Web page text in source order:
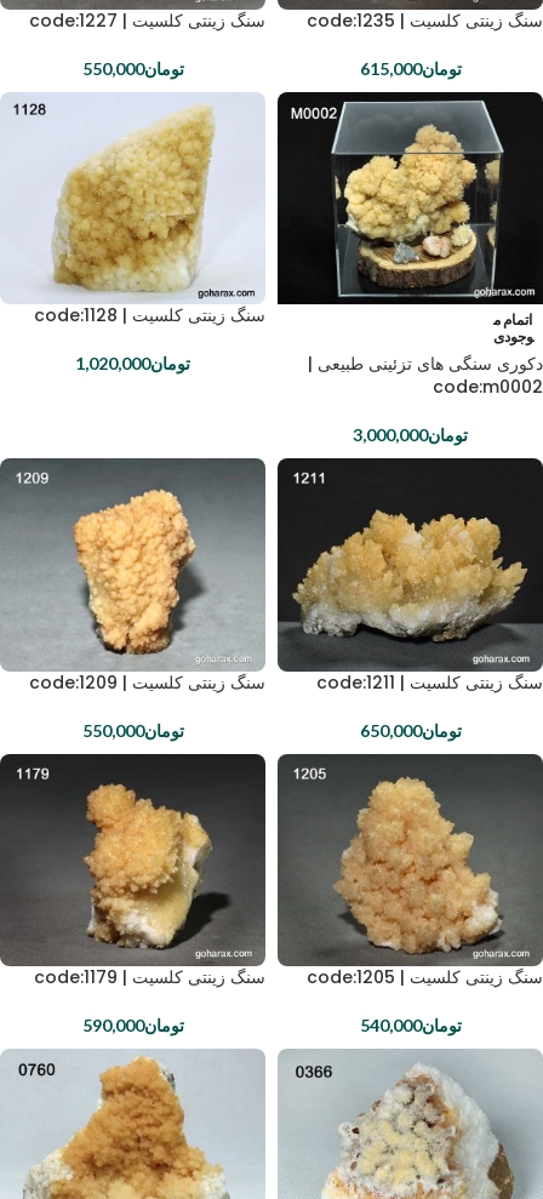
سنگ زینتی کلسیت | code:1235
تومان615,000
سنگ زینتی کلسیت | code:1227
تومان550,000
اتمام م
وجودی
دکوری سنگی های تزئینی طبیعی |
code:m0002
تومان3,000,000
سنگ زینتی کلسیت | code:1128
تومان1,020,000
سنگ زینتی کلسیت | code:1211
تومان650,000
سنگ زینتی کلسیت | code:1209
تومان550,000
سنگ زینتی کلسیت | code:1205
تومان540,000
سنگ زینتی کلسیت | code:1179
تومان590,000